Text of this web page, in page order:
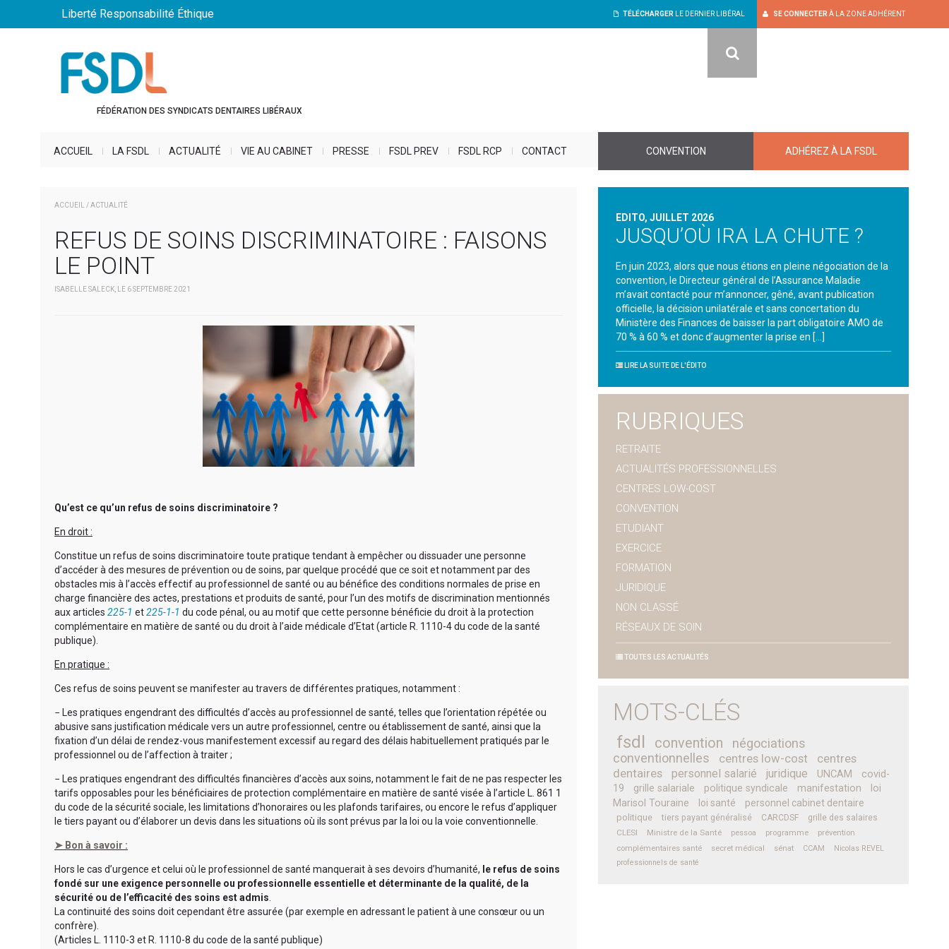
FÉDÉRATION DES SYNDICATS DENTAIRES LIBÉRAUX
Liberté Responsabilité Éthique TÉLÉCHARGER LE DERNIER LIBÉRAL SE CONNECTER À LA ZONE ADHÉRENT
ACCUEIL LA FSDL ACTUALITÉ VIE AU CABINET PRESSE FSDL PREV FSDL RCP CONTACT CONVENTION ADHÉREZ À LA FSDL
ACCUEIL /ACTUALITÉ
REFUS DE SOINS DISCRIMINATOIRE : FAISONS
LE POINT
ISABELLE SALECK, LE 6 SEPTEMBRE 2021
Qu’est ce qu’un refus de soins discriminatoire ?
En droit :
Constitue un refus de soins discriminatoire toute pratique tendant à empêcher ou dissuader une personne
d’accéder à des mesures de prévention ou de soins, par quelque procédé que ce soit et notamment par des
obstacles mis à l’accès effectif au professionnel de santé ou au bénéfice des conditions normales de prise en
charge financière des actes, prestations et produits de santé, pour l’un des motifs de discrimination mentionnés
aux articles 225-1 et225-1-1 du code pénal, ou au motif que cette personne bénéficie du droit à la protection
complémentaire en matière de santé ou du droit à l’aide médicale d’Etat (article R. 1110-4 du code de la santé
publique).
En pratique :
Ces refus de soins peuvent se manifester au travers de différentes pratiques, notamment :
− Les pratiques engendrant des difficultés d’accès au professionnel de santé, telles que l’orientation répétée ou
abusive sans justification médicale vers un autre professionnel, centre ou établissement de santé, ainsi que la
fixation d’un délai de rendez-vous manifestement excessif au regard des délais habituellement pratiqués par le
professionnel ou de l’affection à traiter ;
− Les pratiques engendrant des difficultés financières d’accès aux soins, notamment le fait de ne pas respecter les
tarifs opposables pour les bénéficiaires de protection complémentaire en matière de santé visée à l’article L. 861 1
du code de la sécurité sociale, les limitations d’honoraires ou les plafonds tarifaires, ou encore le refus d’appliquer
le tiers payant ou d’élaborer un devis dans les situations où ils sont prévus par la loi ou la voie conventionnelle.
➤ Bon à savoir :
Hors le cas d’urgence et celui où le professionnel de santé manquerait à ses devoirs d’humanité, le refus de soins
fondé sur une exigence personnelle ou professionnelle essentielle et déterminante de la qualité, de la
sécurité ou de l’efficacité des soins est admis
La continuité des soins doit cependant être assurée (par exemple en adressant le patient à une consœur ou un
confrère).
(Articles L. 1110-3 et R. 1110-8 du code de la santé publique)
EDITO, JUILLET 2026
JUSQU’OÙ IRA LA CHUTE ?
En juin 2023, alors que nous étions en pleine négociation de la
convention, le Directeur général de l’Assurance Maladie
m’avait contacté pour m’annoncer, gêné, avant publication
officielle, la décision unilatérale et sans concertation du
Ministère des Finances de baisser la part obligatoire AMO de
70 % à 60 % et donc d’augmenter la prise en […]
LIRE LA SUITE DE L'ÉDITO
RUBRIQUES
RETRAITE
ACTUALITÉS PROFESSIONNELLES
CENTRES LOW-COST
CONVENTION
ETUDIANT
EXERCICE
FORMATION
JURIDIQUE
NON CLASSÉ
RÉSEAUX DE SOIN
TOUTES LES ACTUALITÉS
MOTS-CLÉS
fsdl convention
négociations
conventionnelles
centres low-cost
centres
dentaires
personnel salarié juridique UNCAM
covid-
19
grille salariale politique syndicale manifestation
loi
Marisol Touraine
loi santé personnel cabinet dentaire
politique tiers payant généralisé CARCDSF
grille des salaires
CLESI
Ministre de la Santé pessoa programme
prévention
complémentaires santé
secret médical sénat CCAM
Nicolas REVEL
professionnels de santé